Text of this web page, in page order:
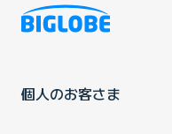
個人のお客さま